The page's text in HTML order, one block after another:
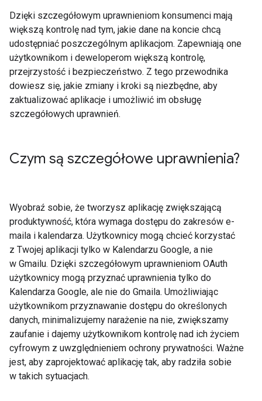
Dzięki szczegółowym uprawnieniom konsumenci mają
większą kontrolę nad tym, jakie dane na koncie chcą
udostępniać poszczególnym aplikacjom. Zapewniają one
użytkownikom i deweloperom większą kontrolę,
przejrzystość i bezpieczeństwo. Z tego przewodnika
dowiesz się, jakie zmiany i kroki są niezbędne, aby
zaktualizować aplikacje i umożliwić im obsługę
szczegółowych uprawnień.
Czym są szczegółowe uprawnienia?
Wyobraź sobie, że tworzysz aplikację zwiększającą
produktywność, która wymaga dostępu do zakresów e-
maila i kalendarza. Użytkownicy mogą chcieć korzystać
z Twojej aplikacji tylko w Kalendarzu Google, a nie
w Gmailu. Dzięki szczegółowym uprawnieniom OAuth
użytkownicy mogą przyznać uprawnienia tylko do
Kalendarza Google, ale nie do Gmaila. Umożliwiając
użytkownikom przyznawanie dostępu do określonych
danych, minimalizujemy narażenie na nie, zwiększamy
zaufanie i dajemy użytkownikom kontrolę nad ich życiem
cyfrowym z uwzględnieniem ochrony prywatności. Ważne
jest, aby zaprojektować aplikację tak, aby radziła sobie
w takich sytuacjach.